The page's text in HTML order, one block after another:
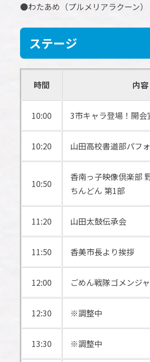
●わたあめ（プルメリアラクーン）
ステージ
時間 内容
10:00 3市キャラ登場！開会
10:20 山田高校書道部パフ
10:50
香南っ子映像倶楽部
ちんどん 第1部
11:20 山田太鼓伝承会
11:50 香美市長より挨拶
12:00 ごめん戦隊ゴメンジ
12:30 ※調整中
13:30 ※調整中